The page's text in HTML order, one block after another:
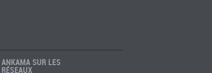
ANKAMA SUR LES
RÉSEAUX